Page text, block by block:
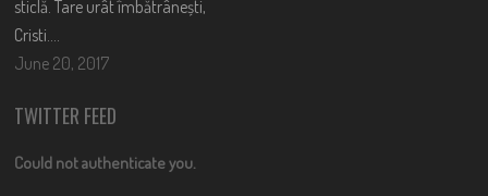
sticlă. Tare urât îmbătrânești,
Cristi….
June 20, 2017
TWITTER FEED
Could not authenticate you.